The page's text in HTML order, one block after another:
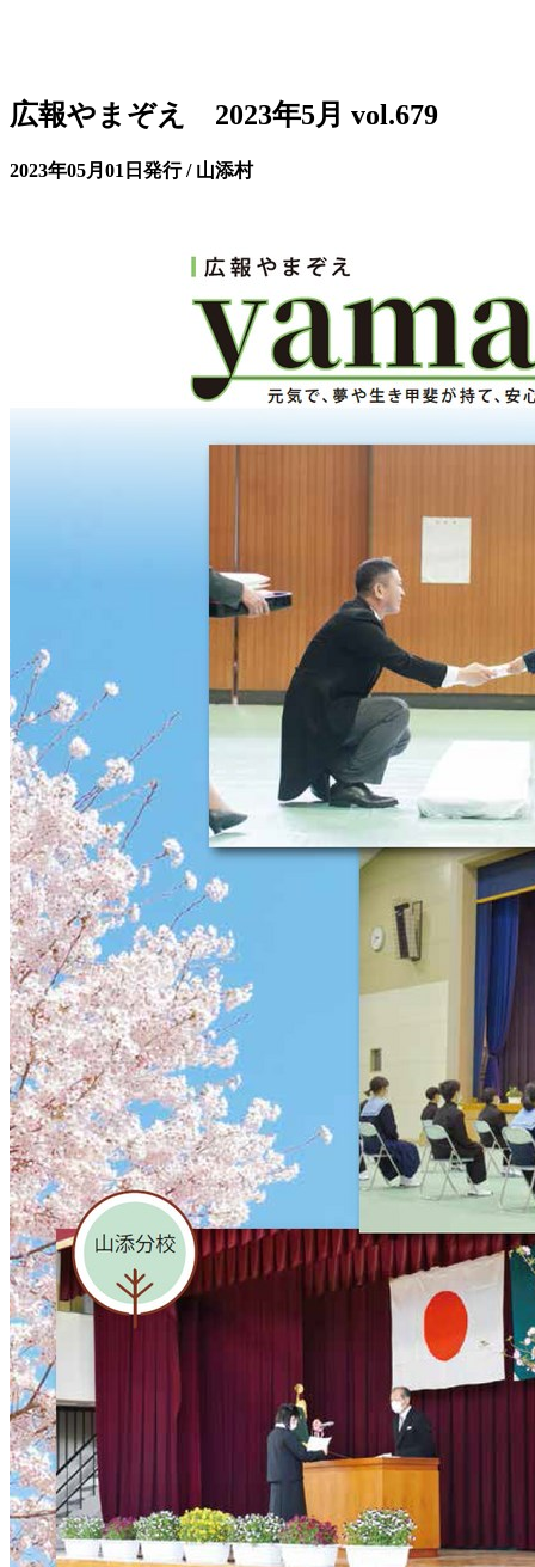
広報やまぞえ 2023年5月 vol.679
2023年05月01日発行 / 山添村